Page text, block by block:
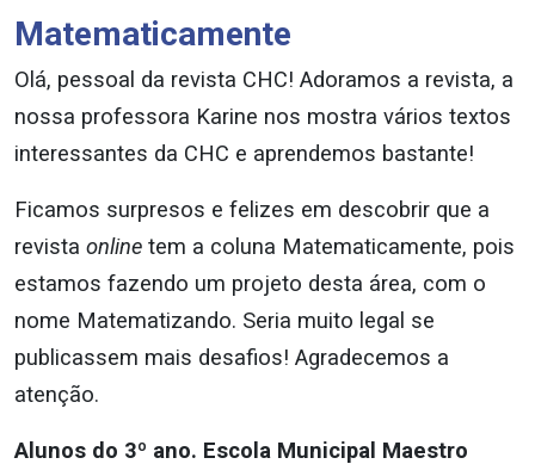
Matematicamente
Olá, pessoal da revista CHC! Adoramos a revista, a
nossa professora Karine nos mostra vários textos
interessantes da CHC e aprendemos bastante!
Ficamos surpresos e felizes em descobrir que a
revista online tem a coluna Matematicamente, pois
estamos fazendo um projeto desta área, com o
nome Matematizando. Seria muito legal se
publicassem mais desafios! Agradecemos a
atenção.
Alunos do 3º ano. Escola Municipal Maestro